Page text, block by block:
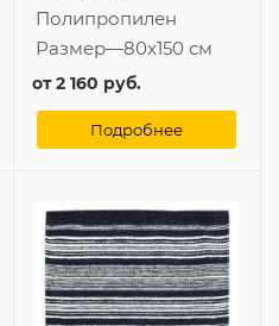
Полипропилен
Размер—80x150 см
от2 160 руб.
Подробнее